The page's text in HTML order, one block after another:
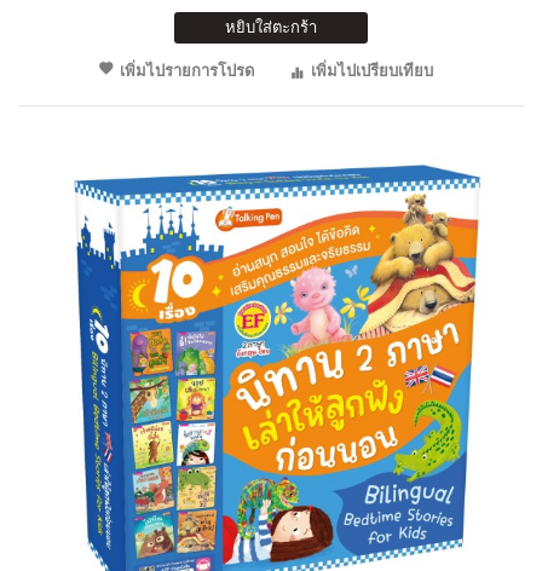
หยิบใส่ตะกร้า
เพิ่มไปรายการโปรด
เพิ่มไปเปรียบเทียบ